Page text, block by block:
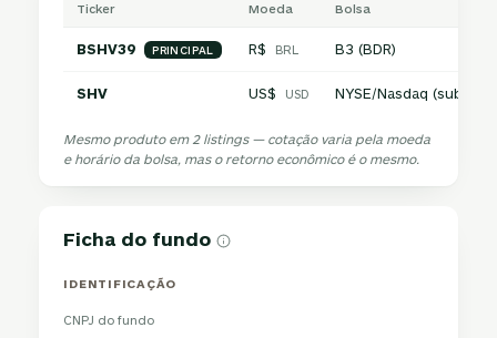
Ticker Moeda Bolsa
BSHV39 PRINCIPAL R$ BRL B3 (BDR)
SHV US$ USD NYSE/Nasdaq
Mesmo produto em 2 listings — cotação varia pela moeda
e horário da bolsa, mas o retorno econômico é o mesmo.
Ficha do fundo
IDENTIFICAÇÃO
CNPJ do fundo